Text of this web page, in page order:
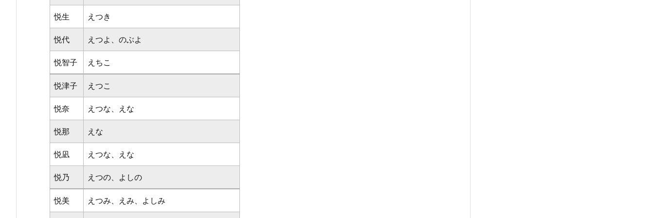
悦生 えつき
悦代 えつよ、のぶよ
悦智子 えちこ
悦津子 えつこ
悦奈 えつな、えな
悦那 えな
悦凪 えつな、えな
悦乃 えつの、よしの
悦美 えつみ、えみ、よしみ